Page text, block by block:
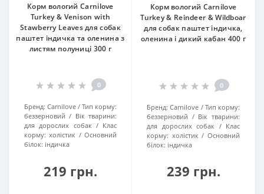
Корм вологий Carnilove
Turkey & Venison with
Stawberry Leaves для собак
паштет індичка та оленина з
листям полуниці 300 г
0
Бренд: Carnilove
Тип корму:
беззерновий
Вік тварини:
для дорослих собак
Клас
корму: холістик
Основний
білок: індичка
219 грн.
Корм вологий Carnilove
Turkey & Reindeer & Wildboar
для собак паштет індичка,
оленина і дикий кабан 400 г
0
Бренд: Carnilove
Тип корму:
беззерновий
Вік тварини:
для дорослих собак
Клас
корму: холістик
Основний
білок: індичка
239 грн.